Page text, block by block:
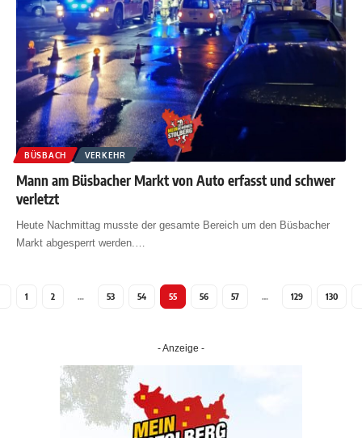
BÜSBACH VERKEHR
Mann am Büsbacher Markt von Auto erfasst und schwer
verletzt
Heute Nachmittag musste der gesamte Bereich um den Büsbacher
Markt abgesperrt werden.…
1 2 … 53 54 55 56 57 … 129 130
- Anzeige -